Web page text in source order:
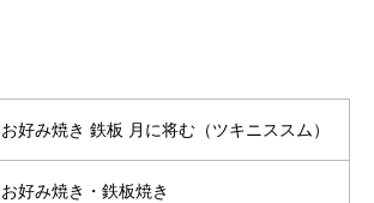
お好み焼き 鉄板 月に将む（ツキニススム）
お好み焼き・鉄板焼き